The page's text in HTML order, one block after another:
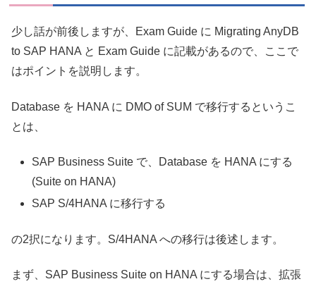
少し話が前後しますが、Exam Guide に Migrating AnyDB
to SAP HANA と Exam Guide に記載があるので、ここで
はポイントを説明します。
Database を HANA に DMO of SUM で移行するというこ
とは、
SAP Business Suite で、Database を HANA にする
(Suite on HANA)
SAP S/4HANA に移行する
の2択になります。S/4HANA への移行は後述します。
まず、SAP Business Suite on HANA にする場合は、拡張